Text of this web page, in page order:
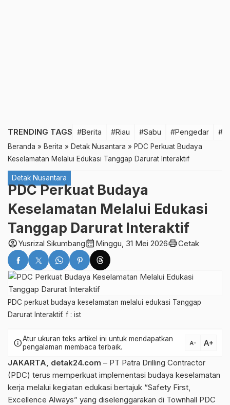
TRENDING TAGS #Berita #Riau #Sabu #Pengedar
Beranda » Berita » Detak Nusantara » PDC Perkuat Budaya
Keselamatan Melalui Edukasi Tanggap Darurat Interaktif
Detak Nusantara
PDC Perkuat Budaya
Keselamatan Melalui Edukasi
Tanggap Darurat Interaktif
account_circleYusrizal Sikumbangcalendar_month Minggu, 31 Mei 2026printCetak
PDC perkuat budaya keselamatan melalui edukasi Tanggap
Darurat Interaktif. f : ist
infoAtur ukuran teks artikel ini untuk mendapatkan
pengalaman membaca terbaik.
text_decrease text_increase
JAKARTA, detak24.com – PT Patra Drilling Contractor
(PDC) terus memperkuat implementasi budaya keselamatan
kerja melalui kegiatan edukasi bertajuk “Safety First,
Excellence Always” yang diselenggarakan di Townhall PDC